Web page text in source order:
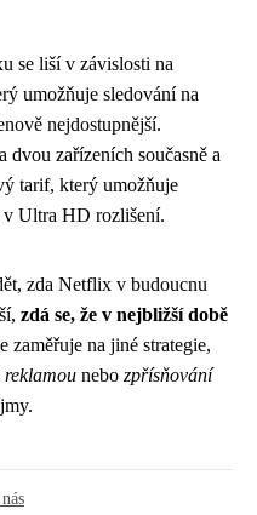
se liší v závislosti na
umožňuje sledování na
nejdostupnější.
dvou zařízeních současně a
tarif, který umožňuje
v Ultra HD rozlišení.
zda Netflix v budoucnu
zdá se, že v nejbližší době
zaměřuje na jiné strategie,
reklamou nebo zpřísňování